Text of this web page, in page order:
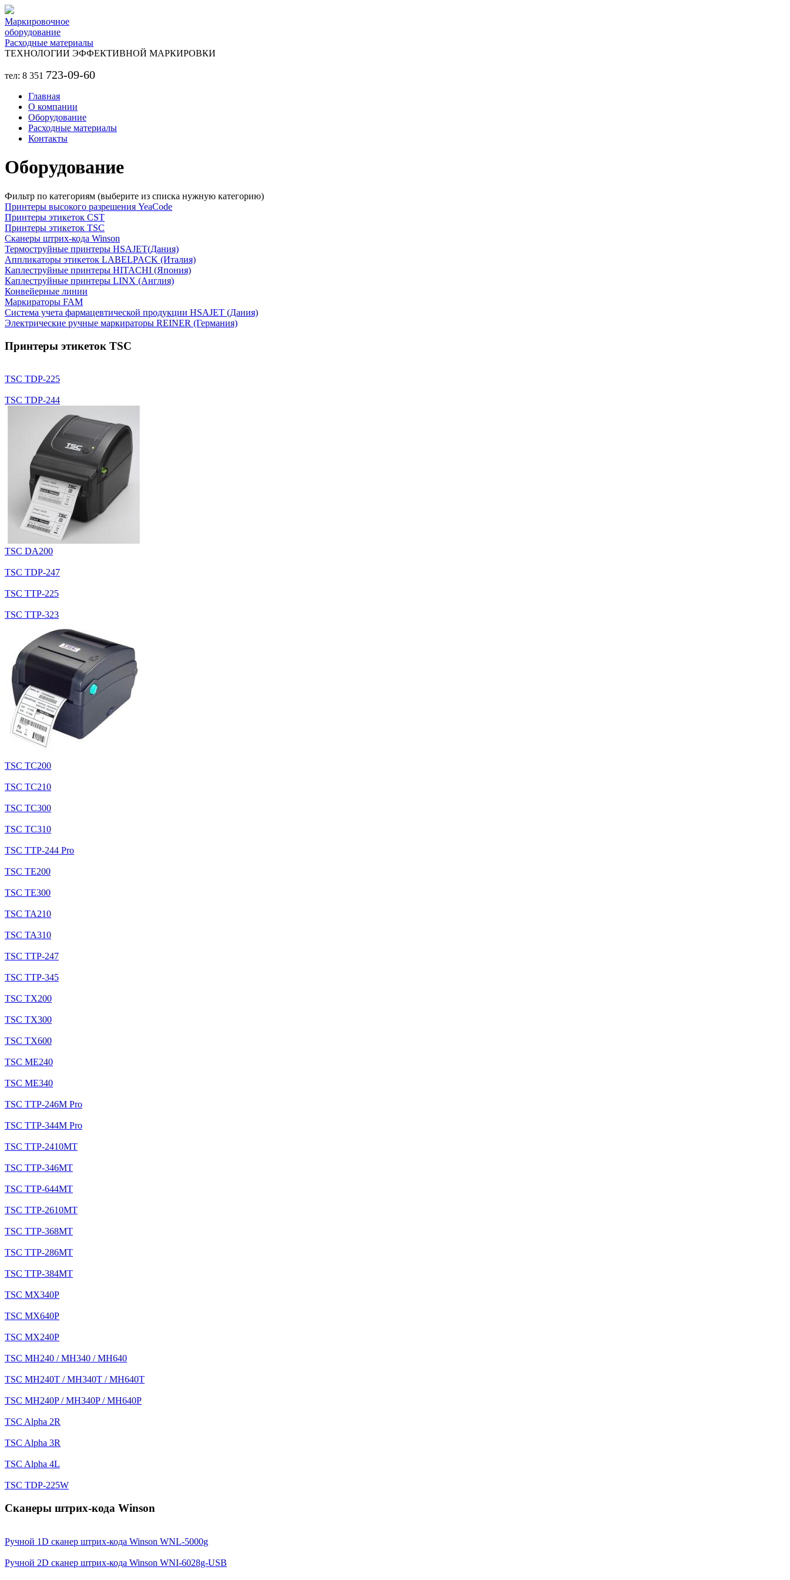
Перейти к основному содержанию
Маркировочное
оборудование
Расходные материалы
ТЕХНОЛОГИИ ЭФФЕКТИВНОЙ МАРКИРОВКИ
тел: 8 351 723-09-60
Главная
О компании
Оборудование
Расходные материалы
Контакты
Оборудование
Фильтр по категориям (выберите из списка нужную категорию)
Принтеры высокого разрешения YeaCode
Принтеры этикеток CST
Принтеры этикеток TSC
Сканеры штрих-кода Winson
Термоструйные принтеры HSAJET(Дания)
Аппликаторы этикеток LABELPACK (Италия)
Каплеструйные принтеры HITACHI (Япония)
Каплеструйные принтеры LINX (Англия)
Конвейерные линии
Маркираторы FAM
Система учета фармацевтической продукции HSAJET (Дания)
Электрические ручные маркираторы REINER (Германия)
Принтеры этикеток TSC
TSC TDP-225
TSC TDP-244
TSC DA200
TSC TDP-247
TSC TTP-225
TSC TTP-323
TSC TC200
TSC TC210
TSC TC300
TSC TC310
TSC TTP-244 Pro
TSC TE200
TSC TE300
TSC TA210
TSC TA310
TSC TTP-247
TSC TTP-345
TSC TX200
TSC TX300
TSC TX600
TSC ME240
TSC ME340
TSC TTP-246M Pro
TSC TTP-344M Pro
TSC TTP-2410MT
TSC TTP-346MT
TSC TTP-644MT
TSC TTP-2610MT
TSC TTP-368MT
TSC TTP-286MT
TSC TTP-384MT
TSC MX340P
TSC MX640P
TSC MX240P
TSC MH240 / MH340 / MH640
TSC MH240T / MH340T / MH640T
TSC MH240P / MH340P / MH640P
TSC Alpha 2R
TSC Alpha 3R
TSC Alpha 4L
TSC TDP-225W
Сканеры штрих-кода Winson
Ручной 1D сканер штрих-кода Winson WNL-5000g
Ручной 2D сканер штрих-кода Winson WNI-6028g-USB